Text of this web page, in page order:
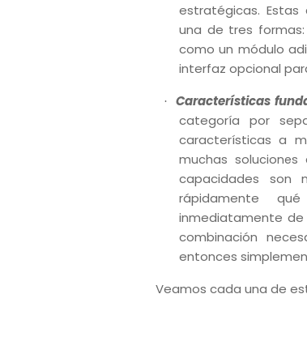
estratégicas. Estas
una de tres
como un módulo
interfaz opcional
· Características
categoría por
características a
muchas
capacidades son
rápidamente
inmediatamente de
combinación
entonces
Veamos cada una de